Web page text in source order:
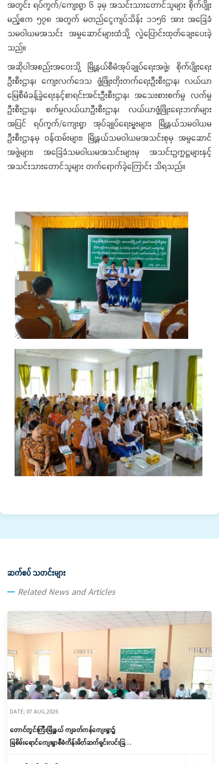
အတွင်း ရပ်ကွက်/ကျေးရွာ ၆ ခုမှ အသင်းသားတောင်သူများ စိုက်ပျိုး
မည့်ဧက ၅၇၈ အတွက် မတည်ငွေကျပ်သိန်း ၁၁၅၆ အား အခြေခံ
သမဝါယမအသင်း အမှုဆောင်များထံသို့ လွှဲပြောင်းထုတ်ချေးပေးခဲ့
သည်။
အဆိုပါအစည်းအဝေးသို့ မြို့နယ်စီမံအုပ်ချုပ်ရေးအဖွဲ့၊ စိုက်ပျိုးရေး
ဦးစီးဌာန၊ ကျေးလက်ဒေသ ဖွံ့ဖြိုးတိုးတက်ရေးဦးစီးဌာန၊ လယ်ယာ
မြေစီမံခန့်ခွဲရေးနှင့်စာရင်းအင်းဦးစီးဌာန၊ အသေးစားစက်မှု လက်မှု
ဦးစီးဌာန၊ စက်မှုလယ်ယာဦးစီးဌာန၊ လယ်ယာဖွံ့ဖြိုးရေးဘဏ်များ
အပြင် ရပ်ကွက်/ကျေးရွာ အုပ်ချုပ်ရေးမှူးများ၊ မြို့နယ်သမဝါယမ
ဦးစီးဌာနမှ ဝန်ထမ်းများ၊ မြို့နယ်သမဝါယမအသင်းစုမှ အမှုဆောင်
အဖွဲ့များ၊ အခြေခံသမဝါယမအသင်းများမှ အသင်းဥက္ကဋ္ဌများနှင့်
အသင်းသားတောင်သူများ တက်ရောက်ခဲ့ကြောင်း သိရသည်။
ဆက်စပ် သတင်းများ
Related News and Articles
DATE: 07 AUG,2026
တောင်တွင်းကြီးမြို့နယ် ကျခတ်ကန်ကျေးရွာ၌
မြစိမ်းရောင်ကျေးရွာစီမံကိန်းမိတ်ဆက်ရှင်းလင်းခြင်း